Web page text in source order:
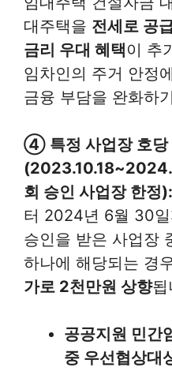
대주택을 전세로 공
금리 우대 혜택이 추
임차인의 주거 안정
금융 부담을 완화하
④ 특정 사업장 호당
회 승인 사업장 한정):
터 2024년 6월 30일
승인을 받은 사업장
하나에 해당되는 경
가로 2천만원 상향됩
공공지원 민간
중 우선협상대